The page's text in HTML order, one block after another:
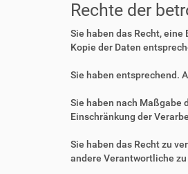
Rechte der
Sie haben das Recht,
Kopie der Daten
Sie haben entsprechend.
Sie haben nach Maßgabe
Einschränkung der
Sie haben das Recht zu
andere Verantwortliche